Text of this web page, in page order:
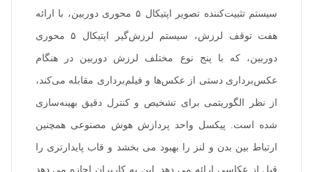
سیستم تثبیت‌کننده تصویر اپتیکال ۵ محوری دوربین، با ارائه
هفت توقف لرزش، سیستم لرزش‌گیر اپتیکال ۵ محوری
دوربین، که با پنج نوع مختلف لرزش دوربین در هنگام
عکس‌برداری دستی از عکس‌ها و فیلم‌برداری مقابله می‌کند،
از نظر الگوریتمی برای تشخیص و کنترل دقیق بهینه‌سازی
شده است. پیکسل واحد پردازش هوش مصنوعی همچنین
ارتباط بین بدن و لنز را بهبود می بخشد و قاب پایدارتری را
قبل از عکاسی ارائه می دهد. این به کاربران اجازه می دهد